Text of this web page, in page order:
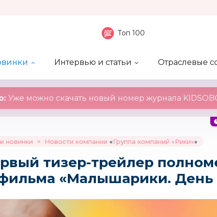
Топ 100
Интервью и статьи
Отраслевые
Уже можно скачать новый номер журнала
новинки > Новости компании «Группа компаний «Рики»»
тизер-трейлер
фильма «Малышарики.